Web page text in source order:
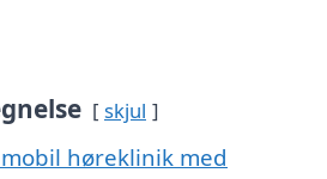
skjul
høreklinik med